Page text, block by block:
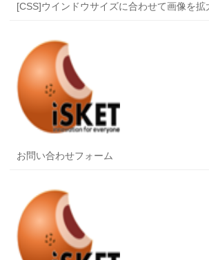
[CSS]ウインドウサイズに合わせて画像を
お問い合わせフォーム